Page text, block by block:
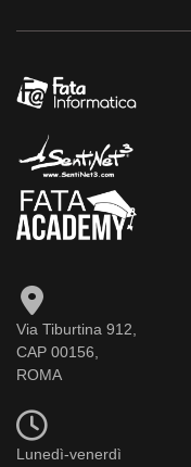
Via Tiburtina 912,
CAP 00156,
ROMA
Lunedì-venerdì